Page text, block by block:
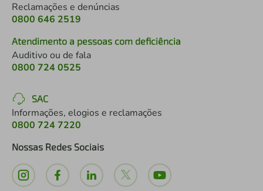
Reclamações e denúncias
0800 646 2519
Atendimento a pessoas com deficiência
Auditivo ou de fala
0800 724 0525
SAC
Informações, elogios e reclamações
0800 724 7220
Nossas Redes Sociais